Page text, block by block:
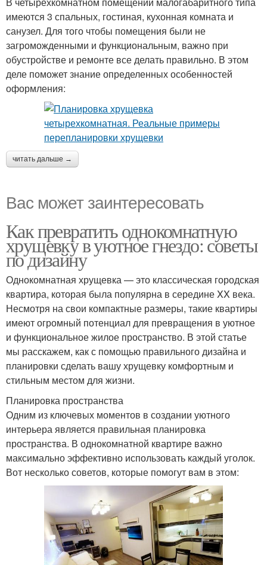
имеются 3 спальных, гостиная, кухонная комната и
санузел. Для того чтобы помещения были не
загроможденными и функциональным, важно при
обустройстве и ремонте все делать правильно. В этом
деле поможет знание определенных особенностей
оформления:
читать дальше →
Вас может заинтересовать
Как превратить однокомнатную
хрущевку в уютное гнездо: советы
по дизайну
Однокомнатная хрущевка — это классическая городская
квартира, которая была популярна в середине XX века.
Несмотря на свои компактные размеры, такие квартиры
имеют огромный потенциал для превращения в уютное
и функциональное жилое пространство. В этой статье
мы расскажем, как с помощью правильного дизайна и
планировки сделать вашу хрущевку комфортным и
стильным местом для жизни.
Планировка пространства
Одним из ключевых моментов в создании уютного
интерьера является правильная планировка
пространства. В однокомнатной квартире важно
максимально эффективно использовать каждый уголок.
Вот несколько советов, которые помогут вам в этом: